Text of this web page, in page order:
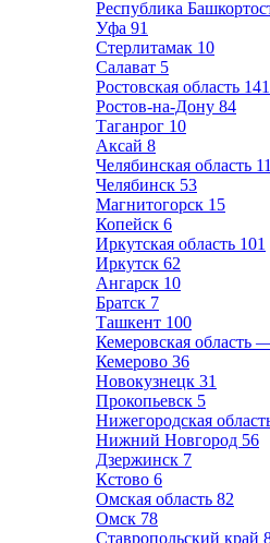
Республика
Уфа 91
Стерлитамак 10
Салават 5
Ростовская область 141
Ростов-на-Дону 84
Таганрог 10
Аксай 8
Челябинская область
Челябинск 53
Магнитогорск 15
Копейск 6
Иркутская область 101
Иркутск 62
Ангарск 10
Братск 7
Ташкент 100
Кемеровская область
Кемерово 36
Новокузнецк 31
Прокопьевск 5
Нижегородская
Нижний Новгород 56
Дзержинск 7
Кстово 6
Омская область 82
Омск 78
Ставропольский край